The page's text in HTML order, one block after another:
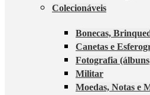
Colecionáveis
Bonecas,
Canetas e
Fotografia
Militar
Moedas, Notas e